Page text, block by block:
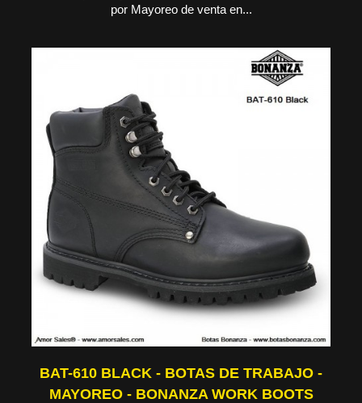
por Mayoreo de venta en...
BAT-610 BLACK - BOTAS DE TRABAJO -
MAYOREO - BONANZA WORK BOOTS